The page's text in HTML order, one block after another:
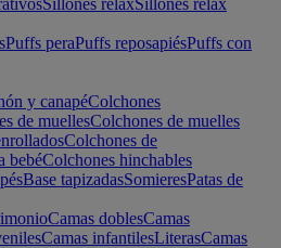
Sillones relaxSillones relax
Puffs peraPuffs reposapiésPuffs con
y canapéColchones
de muellesColchones de muelles
Colchones de
bebéColchones hinchables
Base tapizadasSomieresPatas de
Camas doblesCamas
Camas infantilesLiterasCamas